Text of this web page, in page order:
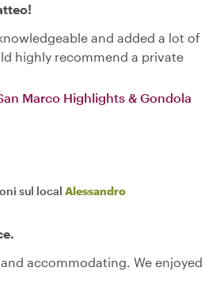
and added a lot of
highly recommend a private
Marco Highlights & Gondola
sul local Alessandro
accommodating. We enjoyed